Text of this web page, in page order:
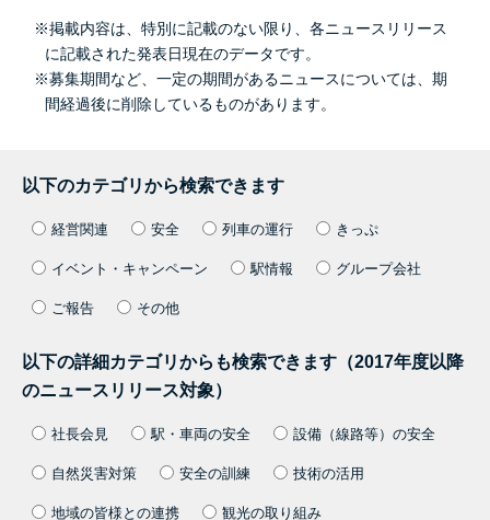
※掲載内容は、特別に記載のない限り、各ニュースリリース
に記載された発表日現在のデータです。
※募集期間など、一定の期間があるニュースについては、期
間経過後に削除しているものがあります。
以下のカテゴリから検索できます
経営関連 安全 列車の運行 きっぷ
イベント・キャンペーン 駅情報 グループ会社
ご報告 その他
以下の詳細カテゴリからも検索できます（2017年度以降
のニュースリリース対象）
社長会見 駅・車両の安全 設備（線路等）の安全
自然災害対策 安全の訓練 技術の活用
地域の皆様との連携 観光の取り組み